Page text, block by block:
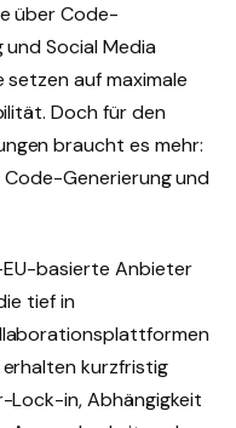
über Code-
Social Media
auf maximale
Doch für den
braucht es mehr:
Generierung und
basierte Anbieter
tief in
kurzfristig
Lock-in, Abhängigkeit